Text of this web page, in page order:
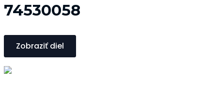
74530058
Zobraziť diel